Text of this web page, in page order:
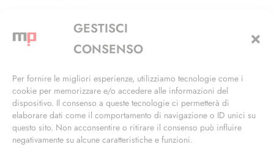
GESTISCI
CONSENSO
Per fornire le migliori esperienze, utilizziamo tecnologie come i
cookie per memorizzare e/o accedere alle informazioni del
dispositivo. Il consenso a queste tecnologie ci permetterà di
elaborare dati come il comportamento di navigazione o ID unici su
questo sito. Non acconsentire o ritirare il consenso può influire
negativamente su alcune caratteristiche e funzioni.
Via Alfieri, 27 - Trezzano Sul Naviglio (MI)
+39 02 4846 3155
info@masterphil.it